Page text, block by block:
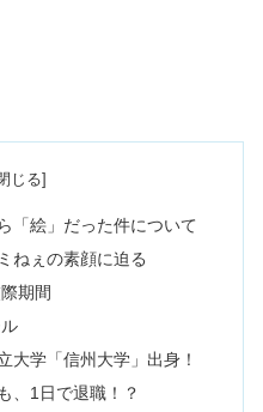
「絵」だった件について
ねぇの素顔に迫る
期間
学「信州大学」出身！
、1日で退職！？